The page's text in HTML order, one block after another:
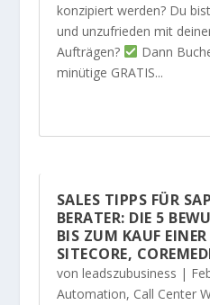
konzipiert werden? Du
und unzufrieden mit
Aufträgen?
Dann
minütige GRATIS...
SALES TIPPS FÜR
BERATER: DIE 5
BIS ZUM KAUF
SITECORE,
von leadszubusiness |
Automation, Call Center